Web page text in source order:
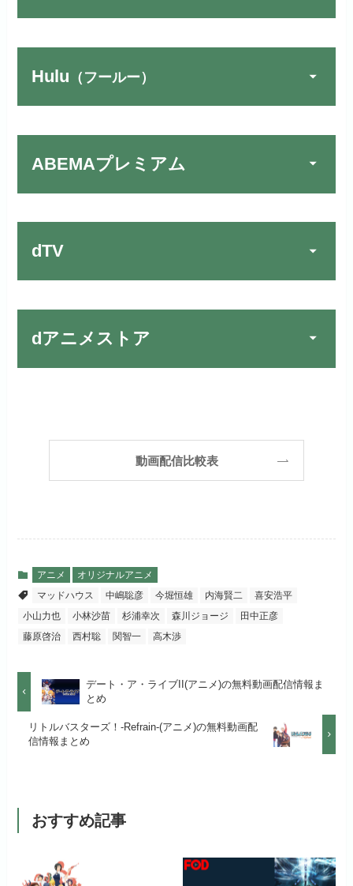
リンク先：https://video.unext.jp/
す！
お試し無料期間
月額料金（税込） 2,189円
見放題作品数
190,000作品以上
公式
リンク先：
宅配レンタルとVODの2パターンが
初回ポイント付与 1,100ポイント
（TV）
宅配レンタル数
FOD PREMIUMでお試
しする
リンク先 :https://fod.fujitv.co.jp/s/premium/
お試し無料期間 2週間
月額料金（税込）
初回ポイント付与 100ポイント
Hulu （フールー）
リンク先 :https://www.hulu.jp/
日本テレビ系ドラマや映画・海外
お試し無料期間
初回ポイント付与
見放題作品数 70,000作品以上
ABEMAプレミアム
試しする
ABEMA独占配信作品がおもしろ
い！
月額料金（税込）
初回ポイント付与
dTV
リンク先 :https://pc.video.dmkt-sp.jp/
お試し無料期間 31日間
月額料金（税込） 550円
dアニメストア
dアニメストアでお試し
する
sp.jp/animestore/tp_pc
アニメだけを特化して観るなら文
お試し無料期間 31日間
動画配信比較表
アニメ
オリジナルアニメ
マッドハウス
中嶋聡彦 今堀恒雄 内海賢二
喜安浩平
小山力也
小林沙苗 杉浦幸次 森川ジョージ
田中正彦
藤原啓治
西村聡 関智一 高木渉
デート・ア・ライブII(アニメ)の無料動画配信情報ま
とめ
リトルバスターズ！-Refrain-(アニメ)の無料動画配
信情報まとめ
おすすめ記事